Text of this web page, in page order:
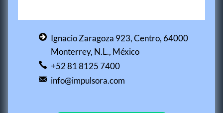
Ignacio Zaragoza 923, Centro, 64000
Monterrey, N.L., México
+52 81 8125 7400
info@impulsora.com